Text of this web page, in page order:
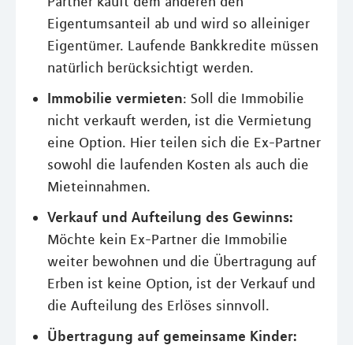
Eigentumsanteil ab und wird so alleiniger
Eigentümer. Laufende Bankkredite müssen
natürlich berücksichtigt werden.
Immobilie vermieten: Soll die Immobilie
nicht verkauft werden, ist die Vermietung
eine Option. Hier teilen sich die Ex-Partner
sowohl die laufenden Kosten als auch die
Mieteinnahmen.
Verkauf und Aufteilung des Gewinns:
Möchte kein Ex-Partner die Immobilie
weiter bewohnen und die Übertragung auf
Erben ist keine Option, ist der Verkauf und
die Aufteilung des Erlöses sinnvoll.
Übertragung auf gemeinsame Kinder: